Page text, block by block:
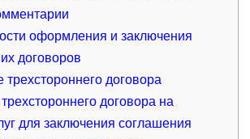
оформления и заключения
договоров
трехстороннего договора
договора на
для заключения соглашения